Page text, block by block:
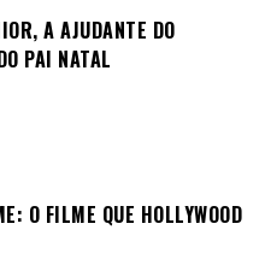
A AJUDANTE DO
PAI NATAL
O FILME QUE HOLLYWOOD